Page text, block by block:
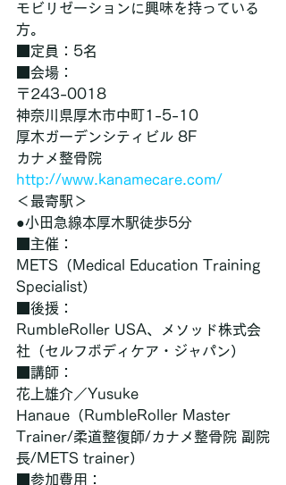
モビリゼーションに興味を持っている
方。
■定員：5名
■会場：
〒243-0018
神奈川県厚木市中町1-5-10
厚木ガーデンシティビル 8F
カナメ整骨院
http://www.kanamecare.com/
＜最寄駅＞
●小田急線本厚木駅徒歩5分
■主催：
METS（Medical Education Training
Specialist）
■後援：
RumbleRoller USA、メソッド株式会
社（セルフボディケア・ジャパン）
■講師：
花上雄介／Yusuke
Hanaue（RumbleRoller Master
Trainer/柔道整復師/カナメ整骨院 副院
長/METS trainer）
■参加費用：